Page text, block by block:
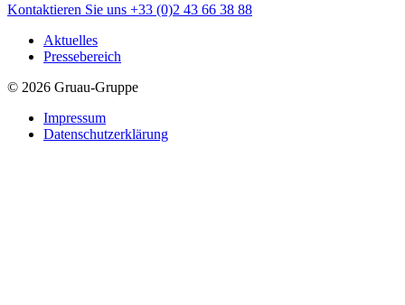
Kontaktieren Sie uns +33 (0)2 43 66 38 88
Aktuelles
Pressebereich
© 2026 Gruau-Gruppe
Impressum
Datenschutzerklärung